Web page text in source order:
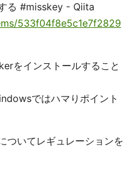
る #misskey - Qiita
533f04f8e5c1e7f2829
をインストールすること
ではハマりポイント
ついてレギュレーションを